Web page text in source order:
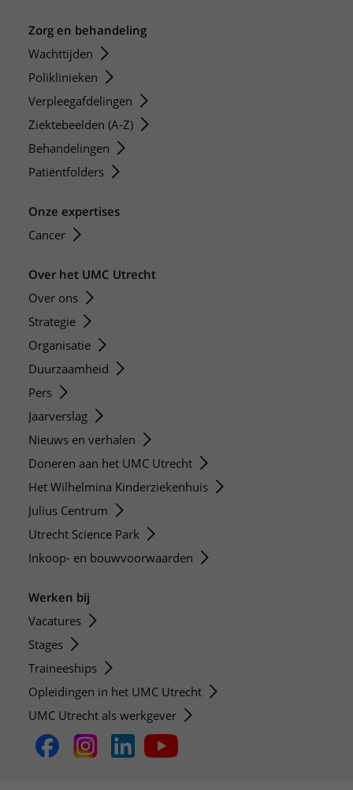
Zorg en behandeling
Wachttijden
Poliklinieken
Verpleegafdelingen
Ziektebeelden (A-Z)
Behandelingen
Patiëntfolders
Onze expertises
Cancer
Over het UMC Utrecht
Over ons
Strategie
Organisatie
Duurzaamheid
Pers
Jaarverslag
Nieuws en verhalen
Doneren aan het UMC Utrecht
Het Wilhelmina Kinderziekenhuis
Julius Centrum
Utrecht Science Park
Inkoop- en bouwvoorwaarden
Werken bij
Vacatures
Stages
Traineeships
Opleidingen in het UMC Utrecht
UMC Utrecht als werkgever